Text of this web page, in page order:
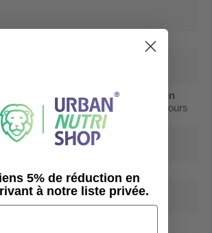
de réalisation...
consommer ma cure de
Collagen
- Grassberg ? Prendre 1 gélule au cours
téléchargement en haut de page
téléchargement
5% de réduction en
à notre liste privée.